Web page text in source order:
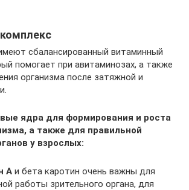
сбалансированный витаминный
помогает при авитаминозах, а также
организма после затяжной и
ядра для формирования и роста
а также для правильной
у взрослых:
А и бета каротин очень важны для
работы зрительного органа, для